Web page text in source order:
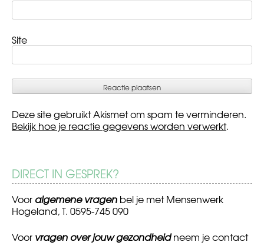
Site
Deze site gebruikt Akismet om spam te verminderen.
Bekijk hoe je reactie gegevens worden verwerkt.
DIRECT IN GESPREK?
Voor algemene vragen bel je met Mensenwerk
Hogeland, T. 0595-745 090
Voor vragen over jouw gezondheidneem je contact